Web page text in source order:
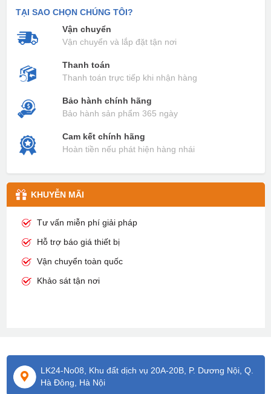
TẠI SAO CHỌN CHÚNG TÔI?
Vận chuyển
Vận chuyển và lắp đặt tận nơi
Thanh toán
Thanh toán trực tiếp khi nhận hàng
Bảo hành chính hãng
Bảo hành sản phẩm 365 ngày
Cam kết chính hãng
Hoàn tiền nếu phát hiện hàng nhái
KHUYỄN MÃI
Tư vấn miễn phí giải pháp
Hỗ trợ báo giá thiết bị
Vận chuyển toàn quốc
Khảo sát tận nơi
LK24-No08, Khu đất dịch vụ 20A-20B, P. Dương Nội, Q.
Hà Đông, Hà Nội